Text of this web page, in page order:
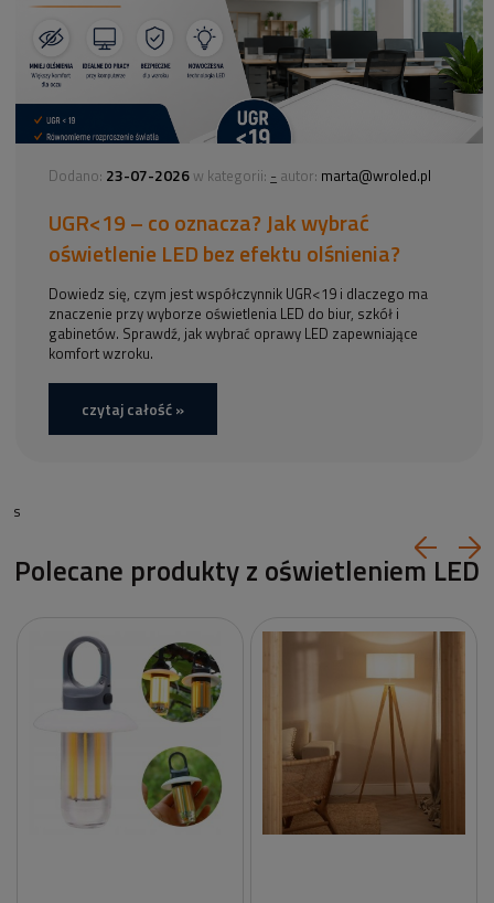
Dodano: 23-07-2026 w kategorii: - autor: marta@wroled.pl
UGR<19 – co oznacza? Jak wybrać
oświetlenie LED bez efektu olśnienia?
Dowiedz się, czym jest współczynnik UGR<19 i dlaczego ma
znaczenie przy wyborze oświetlenia LED do biur, szkół i
gabinetów. Sprawdź, jak wybrać oprawy LED zapewniające
komfort wzroku.
czytaj całość »
s
Polecane produkty z oświetleniem LED